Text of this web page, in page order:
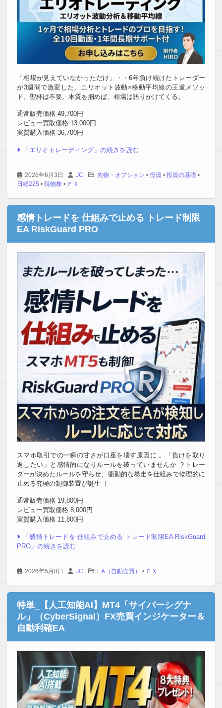
「相場が見えていなかっただけ」・・6年負け続けたトレーダー
が3週間で激変した、エリオット波動×移動平均線の王道メソッ
ド。聖杯は不要。本質を掴めば、相場は語りかけてくる。
通常販売価格 49,700円
レビュー買取価格 13,000円
実質購入価格 36,700円
「エリオトレーディング」の続きを読む
2026年6月3日 JC 先物・オプション • 投資 • 投資の基礎 •
日経225 • 現物株 • ＦＸ
感情トレードを 仕組みで止める トレード制限
EA RiskGuard PRO
スマホ取引での一瞬の甘さが口座を壊す原因に 。「負けを取り
返したい」と感情的になりルールを破っていませんか ？トレー
ダーが決めたルールを守らせ、衝動的な暴走を仕組みで物理的に
止める究極の制御装置が誕生 ！
通常販売価格 19,800円
レビュー買取価格 8,000円
実質購入価格 11,800円
「感情トレードを 仕組みで止める トレード制限EA RiskGuard
PRO」の続きを読む
2026年5月8日 JC EA（自動売買） • ＦＸ
特単_【人工知能AI】MT4「サイバーシグナ
ル」（CyberSignal）FX売買インジケーター＆
自動利確EA